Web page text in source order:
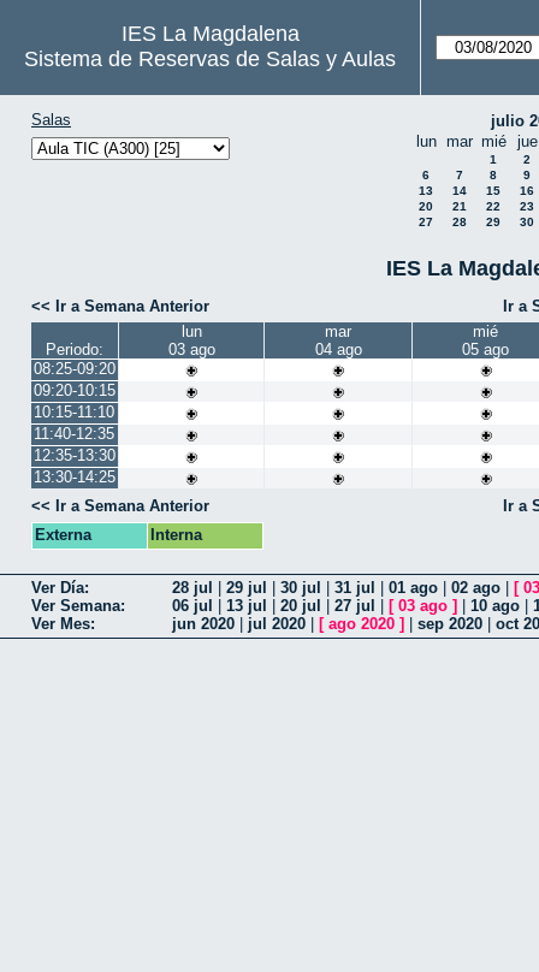
IES La Magdalena
Sistema de Reservas de Salas y Aulas
Salas
julio
lun mar mié jue
1
2
6
7 8
9
13
14 15
16
20
21 22
23
27
28 29 30
IES La
<< Ir a Semana Anterior Ir a
Periodo:
lun
03 ago
mar
04 ago
mié
05 ago
08:25-09:20
09:20-10:15
10:15-11:10
11:40-12:35
12:35-13:30
13:30-14:25
<< Ir a Semana Anterior
Ir a
Externa
Interna
Ver Día: 28 jul 29 jul 30 jul 31 jul 01 ago 02 ago [
Ver Semana:
06 jul 13 jul 20 jul 27 jul [ 03 ago ] 10 ago
Ver Mes:
jun 2020 jul 2020 [ ago 2020 ] sep 2020 oct